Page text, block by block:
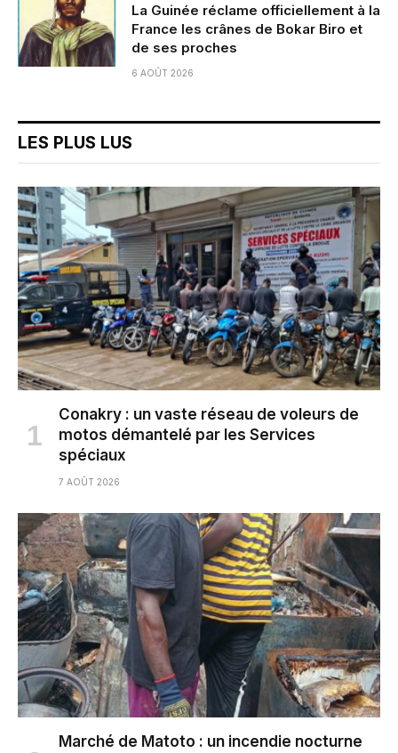
La Guinée réclame officiellement à la
France les crânes de Bokar Biro et
de ses proches
6 AOÛT 2026
LES PLUS LUS
Conakry : un vaste réseau de voleurs de
motos démantelé par les Services
spéciaux
7 AOÛT 2026
Marché de Matoto : un incendie nocturne